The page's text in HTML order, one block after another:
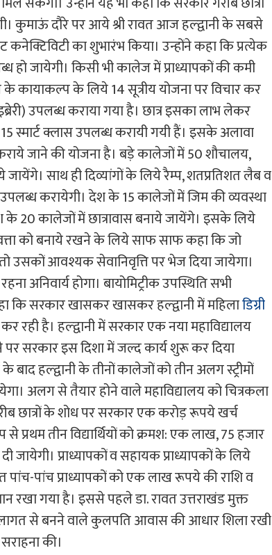
कुमाऊं दौरे पर आये श्री रावत आज हल्द्वानी के सबसे
का शुभारंभ किया। उन्होंने कहा कि प्रत्येक
जायेगी। किसी भी कालेज में प्राध्यापकों की कमी
कायाकल्प के लिये 14 सूत्रीय योजना पर विचार कर
उपलब्ध कराया गया है। छात्र इसका लाभ लेकर
स्मार्ट क्लास उपलब्ध करायी गयी हैं। इसके अलावा
जाने की योजना है। बड़े कालेजों में 50 शौचालय,
साथ ही दिव्यांगों के लिये रैम्प, शतप्रतिशत लैब व
करायेगी। देश के 15 कालेजों में जिम की व्यवस्था
के 20 कालेजों में छात्रावास बनाये जायेंगे। इसके लिये
को बनाये रखने के लिये साफ साफ कहा कि जो
उसकों आवश्यक सेवानिवृत्ति पर भेज दिया जायेगा।
अनिवार्य होगा। बायोमिट्रीक उपस्थिति सभी
कि सरकार खासकर खासकर हल्द्वानी में महिलाडिग्री
है। हल्द्वानी में सरकार एक नया महाविद्यालय
सरकार इस दिशा में जल्द कार्य शुरू कर दिया
बाद हल्द्वानी के तीनों कालेजों को तीन अलग स्ट्रीमों
अलग से तैयार होने वाले महाविद्यालय को चित्रकला
छात्रों के शोध पर सरकार एक करोड़ रूपये खर्च
तीन विद्यार्थियों को क्रमश: एक लाख, 75 हजार
प्राध्यापकों व सहायक प्राध्यापकों के लिये
पांच प्राध्यापकों को एक लाख रूपये की राशि व
रखा गया है। इससे पहले डा. रावत उत्तराखंड मुक्त
से बनने वाले कुलपति आवास की आधार शिला रखी
की।